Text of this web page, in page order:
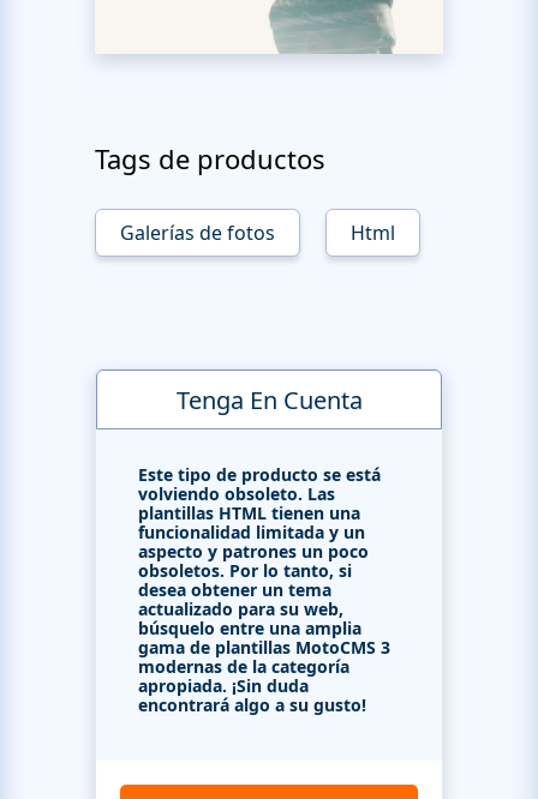
Tags de productos
Galerías de fotos Html
Tenga En Cuenta
Este tipo de producto se está
volviendo obsoleto. Las
plantillas HTML tienen una
funcionalidad limitada y un
aspecto y patrones un poco
obsoletos. Por lo tanto, si
desea obtener un tema
actualizado para su web,
búsquelo entre una amplia
gama de plantillas MotoCMS 3
modernas de la categoría
apropiada. ¡Sin duda
encontrará algo a su gusto!